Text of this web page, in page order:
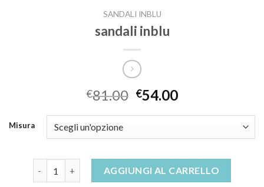
SANDALI INBLU
sandali inblu
€81.00 €54.00
Misura
AGGIUNGI AL CARRELLO